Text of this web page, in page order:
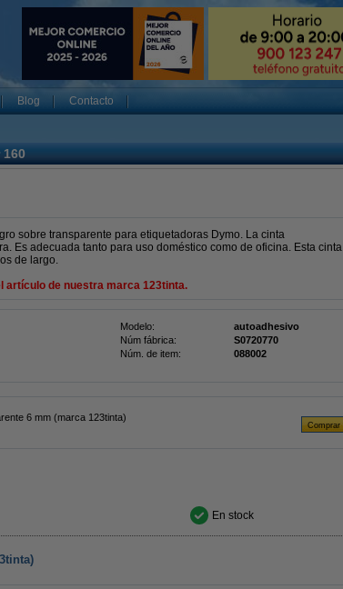
Blog Contacto
sobre transparente para etiquetadoras Dymo. La cinta
Es adecuada tanto para uso doméstico como de oficina. Esta cinta
de largo.
artículo de nuestra marca 123tinta.
Modelo:
autoadhesivo
Núm fábrica:
S0720770
Núm. de item:
088002
6 mm (marca 123tinta)
En stock